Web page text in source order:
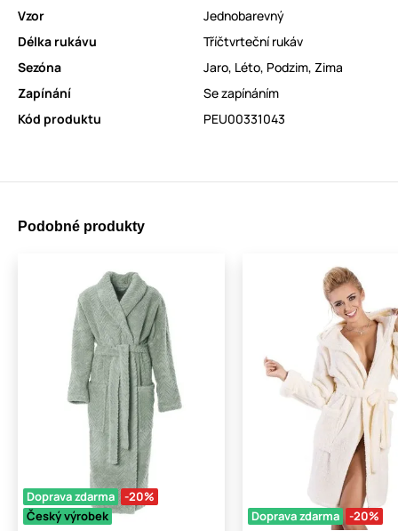
Vzor
Jednobarevný
Délka rukávu
Tříčtvrteční rukáv
Sezóna
Jaro, Léto, Podzim, Zima
Zapínání
Se zapínáním
Kód produktu
PEU00331043
Podobné produkty
Doprava zdarma
-20%
Český výrobek
Doprava zdarma -20%